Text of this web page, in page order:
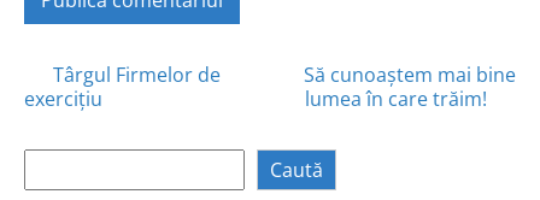
Posts
navigation
Târgul Firmelor de
exercițiu
Să cunoaștem mai bine
lumea în care trăim!
Caută